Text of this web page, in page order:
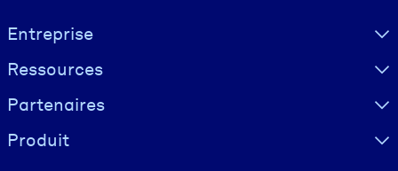
Visually hidden Text
Entreprise
Ressources
Partenaires
Produit